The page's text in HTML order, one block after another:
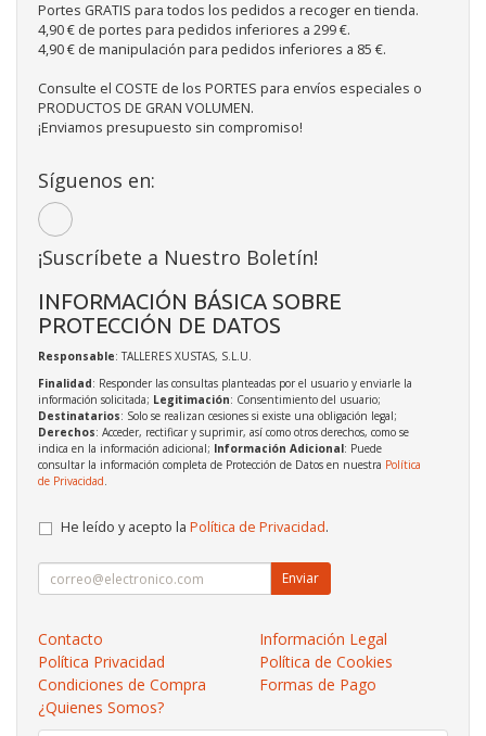
Portes GRATIS para todos los pedidos a recoger en tienda.
4,90 € de portes para pedidos inferiores a 299 €.
4,90 € de manipulación para pedidos inferiores a 85 €.
Consulte el COSTE de los PORTES para envíos especiales o
PRODUCTOS DE GRAN VOLUMEN.
¡Enviamos presupuesto sin compromiso!
Síguenos en:
¡Suscríbete a Nuestro Boletín!
INFORMACIÓN BÁSICA SOBRE
PROTECCIÓN DE DATOS
Responsable: TALLERES XUSTAS, S.L.U.
Finalidad: Responder las consultas planteadas por el usuario y enviarle la
información solicitada; Legitimación: Consentimiento del usuario;
Destinatarios: Solo se realizan cesiones si existe una obligación legal;
Derechos: Acceder, rectificar y suprimir, así como otros derechos, como se
indica en la información adicional; Información Adicional: Puede
consultar la información completa de Protección de Datos en nuestra Política
de Privacidad.
He leído y acepto la Política de Privacidad.
Enviar
Contacto
Información Legal
Política Privacidad
Política de Cookies
Condiciones de Compra
Formas de Pago
¿Quienes Somos?